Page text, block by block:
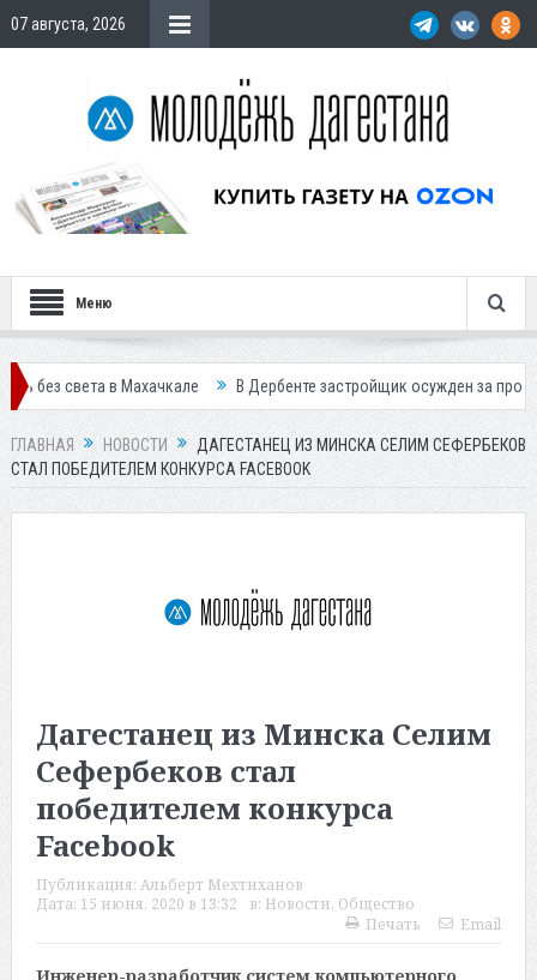
07 августа, 2026
Меню
в Махачкале В Дербенте застройщик осужден за продажу квартир
ГЛАВНАЯ НОВОСТИ
ДАГЕСТАНЕЦ ИЗ МИНСКА СЕЛИМ СЕФЕРБЕКОВ
СТАЛ ПОБЕДИТЕЛЕМ КОНКУРСА FACEBOOK
Дагестанец из Минска Селим
Сефербеков стал
победителем конкурса
Facebook
Публикация: Альберт Мехтиханов
Дата: 15 июня, 2020 в 13:32 в: Новости, Общество
Печать
Email